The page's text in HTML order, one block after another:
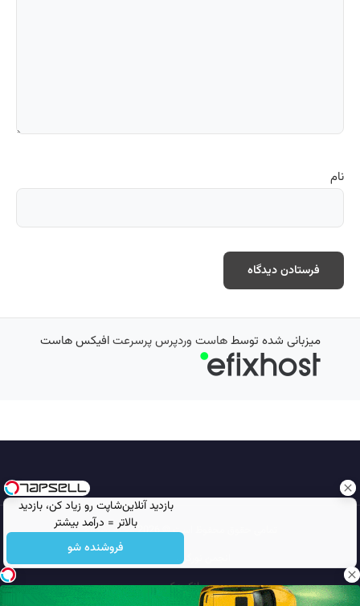
بازدید آنلاین‌شاپت رو زیاد کن، بازدید
بالاتر = درآمد بیشتر
فروشنده شو
نام
میزبانی شده توسطهاست وردپرس پرسرعتافیکس هاست
تمامی حقوق محفوظ است © 2026
مجله نورگرام
انجمن نورگرام
بانک عکس